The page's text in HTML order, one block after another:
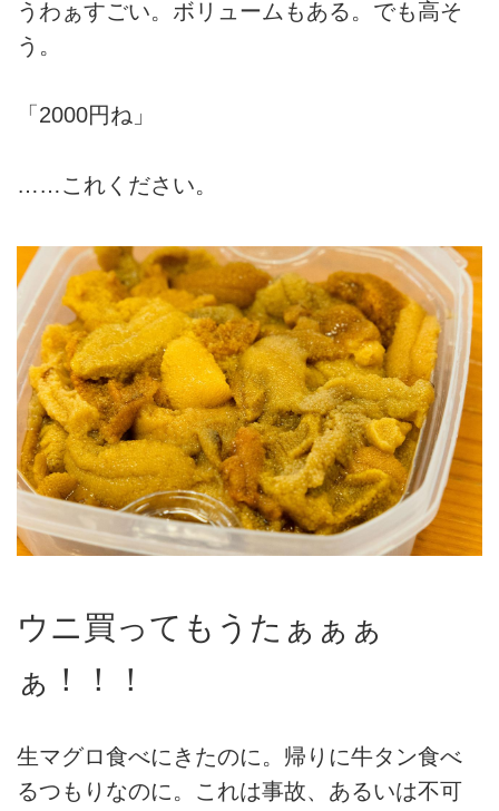
うわぁすごい。ボリュームもある。でも高そ
う。
「2000円ね」
……これください。
ウニ買ってもうたぁぁぁ
ぁ！！！
生マグロ食べにきたのに。帰りに牛タン食べ
るつもりなのに。これは事故、あるいは不可